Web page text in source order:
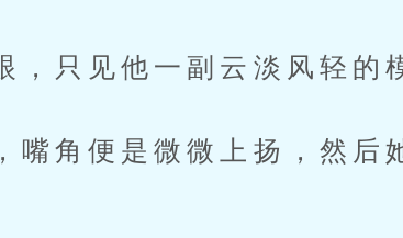
只见他一副云淡风轻的
角便是微微上扬，然后